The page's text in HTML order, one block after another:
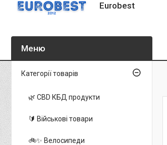
Eurobest
Категорії товарів
🌿 CBD КБД продукти
🔰 Військові товари
🚲✨ Велосипеди